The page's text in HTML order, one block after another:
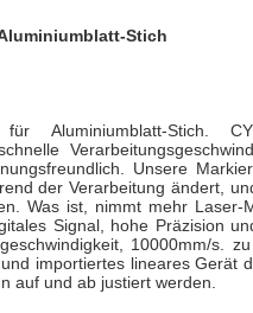
Stich
für Aluminiumblatt-Stich.
Unsere
der Verarbeitung ändert,
Was ist, nimmt mehr Laser-
Signal, hohe Präzision
10000mm/s.
importiertes lineares Gerät
auf und ab justiert werden.